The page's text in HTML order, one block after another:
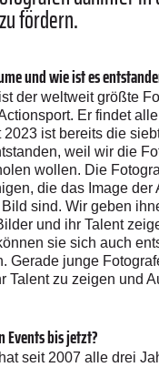
fördern.
und wie ist es
der weltweit größte
Er findet
ist bereits die
weil wir die
wollen. Die
die das Image der
sind. Wir geben
und ihr Talent
sie sich auch
Gerade junge
Talent zu zeigen und
Events bis jetzt?
seit 2007 alle drei